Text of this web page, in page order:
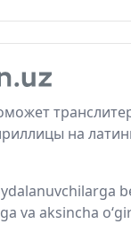
на
va aksincha